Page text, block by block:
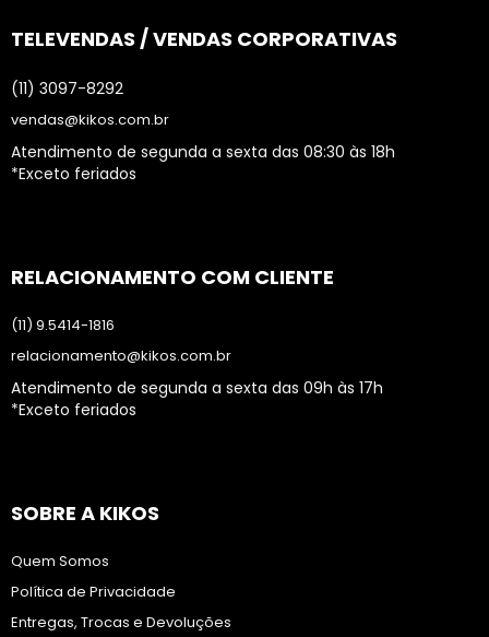
TELEVENDAS / VENDAS CORPORATIVAS
(11) 3097-8292
vendas@kikos.com.br
Atendimento de segunda a sexta das 08:30 às 18h
*Exceto feriados
RELACIONAMENTO COM CLIENTE
(11) 9.5414-1816
relacionamento@kikos.com.br
Atendimento de segunda a sexta das 09h às 17h
*Exceto feriados
SOBRE A KIKOS
Quem Somos
Política de Privacidade
Entregas, Trocas e Devoluções